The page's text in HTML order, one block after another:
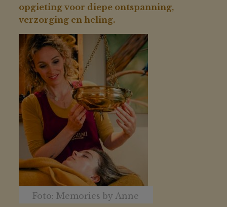
opgieting voor diepe ontspanning,
verzorging en heling.
Foto: Memories by Anne